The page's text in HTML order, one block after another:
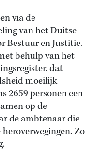
via de
van het Duitse
Bestuur en Justitie.
behulp van het
dat
moeilijk
2659 personen een
op de
de ambtenaar die
Zo